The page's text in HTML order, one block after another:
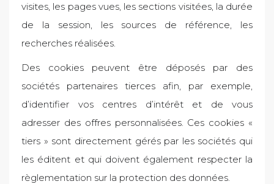
visites, les pages vues, les sections visitées, la durée
de la session, les sources de référence, les
recherches réalisées.
Des cookies peuvent être déposés par des
sociétés partenaires tierces afin, par exemple,
d’identifier vos centres d’intérêt et de vous
adresser des offres personnalisées. Ces cookies «
tiers » sont directement gérés par les sociétés qui
les éditent et qui doivent également respecter la
règlementation sur la protection des données.